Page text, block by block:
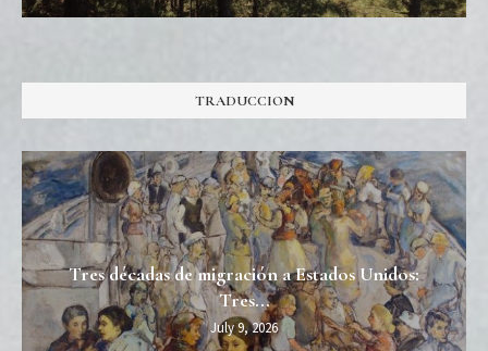
TRADUCCION
Tres décadas de migración a Estados Unidos:
Tres...
July 9, 2026